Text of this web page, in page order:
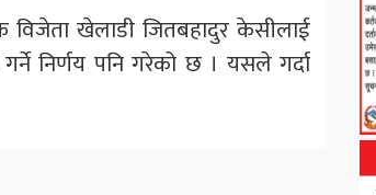
विजेता खेलाडी जितबहादुर केसीलाई
निर्णय पनि गरेको छ । यसले गर्दा